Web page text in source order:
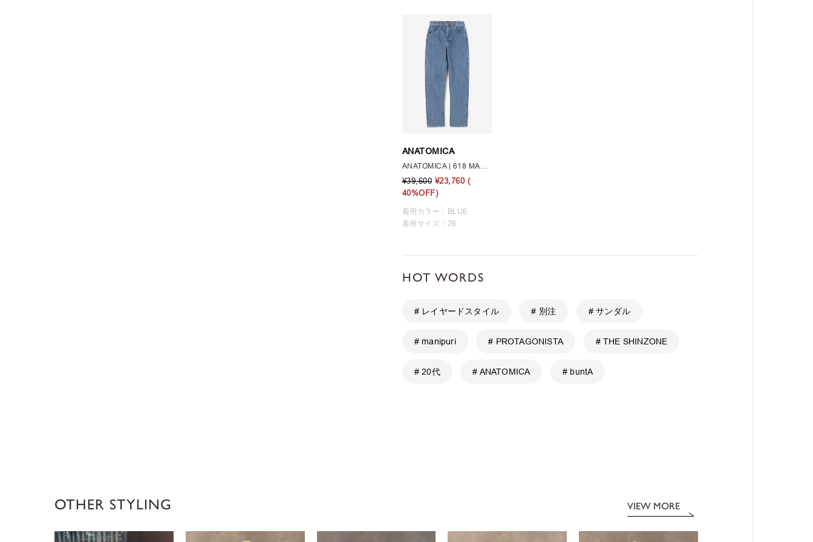
ANATOMICA
ANATOMICA | 618 MARILYNⅡ USED WASH WOMEN
¥39,600 ¥23,760 (
40%OFF)
着用カラー：BLUE
着用サイズ：26
HOT WORDS
# レイヤードスタイル # 別注 # サンダル
# manipuri # PROTAGONISTA # THE SHINZONE
# 20代 # ANATOMICA # buntA
OTHER STYLING VIEW MORE